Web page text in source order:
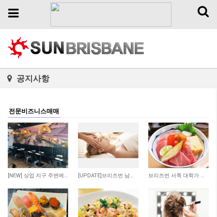
Toggle
Toggle
공지사항
전문비즈니스매매
182 [NEW] 상업 지구 주변에 위치한 저렴한 렌트비의 수익률 좋은 타이 테이크 어웨이 샾 매… 122 [UPDATE]브리즈번 남쪽 저렴한 렌트비 마사지 샾 383 브리즈번 서쪽 대학가 인근 일식당 매매 합니다